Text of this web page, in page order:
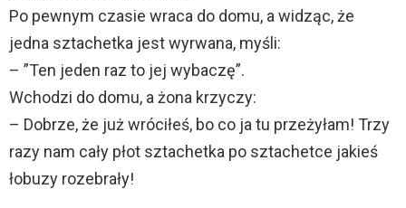
Po pewnym czasie wraca do domu, a widząc, że
jedna sztachetka jest wyrwana, myśli:
– ”Ten jeden raz to jej wybaczę”.
Wchodzi do domu, a żona krzyczy:
– Dobrze, że już wróciłeś, bo co ja tu przeżyłam! Trzy
razy nam cały płot sztachetka po sztachetce jakieś
łobuzy rozebrały!